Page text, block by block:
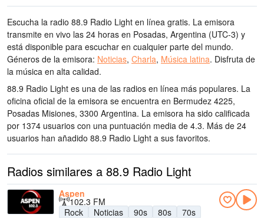
Escucha la radio 88.9 Radio Light en línea gratis. La emisora
transmite en vivo las 24 horas en Posadas, Argentina (UTC-3) y
está disponible para escuchar en cualquier parte del mundo.
Géneros de la emisora: Noticias, Charla, Música latina. Disfruta de
la música en alta calidad.
88.9 Radio Light es una de las radios en línea más populares. La
oficina oficial de la emisora se encuentra en Bermudez 4225,
Posadas Misiones, 3300 Argentina. La emisora ha sido calificada
por 1374 usuarios con una puntuación media de 4.3. Más de 24
usuarios han añadido 88.9 Radio Light a sus favoritos.
Radios similares a 88.9 Radio Light
Aspen
102.3 FM
Rock
Noticias 90s 80s
70s